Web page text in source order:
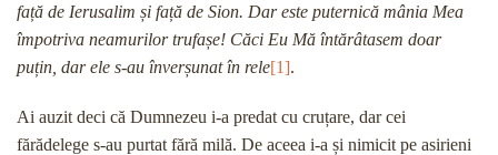
față de Ierusalim și față de Sion. Dar este puternică mânia Mea
împotriva neamurilor trufașe! Căci Eu Mă întărâtasem doar
puțin, dar ele s-au înverșunat în rele[1].
Ai auzit deci că Dumnezeu i-a predat cu cruțare, dar cei
fărădelege s-au purtat fără milă. De aceea i-a și nimicit pe asirieni